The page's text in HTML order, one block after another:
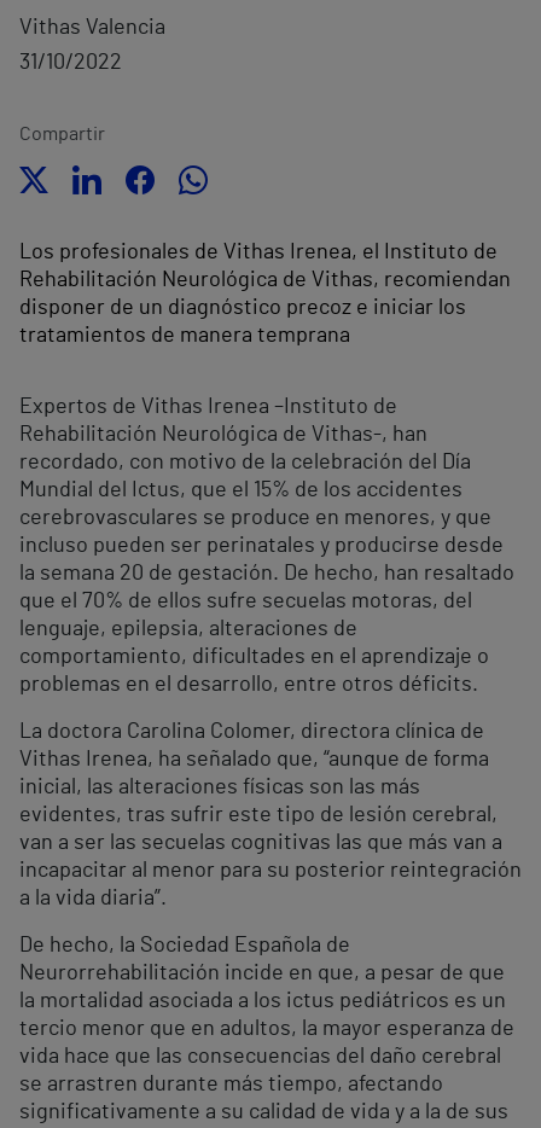
Vithas Valencia
31/10/2022
Compartir
Los profesionales de Vithas Irenea, el Instituto de
Rehabilitación Neurológica de Vithas, recomiendan
disponer de un diagnóstico precoz e iniciar los
tratamientos de manera temprana
Expertos de Vithas Irenea –Instituto de
Rehabilitación Neurológica de Vithas-, han
recordado, con motivo de la celebración del Día
Mundial del Ictus, que el 15% de los accidentes
cerebrovasculares se produce en menores, y que
incluso pueden ser perinatales y producirse desde
la semana 20 de gestación. De hecho, han resaltado
que el 70% de ellos sufre secuelas motoras, del
lenguaje, epilepsia, alteraciones de
comportamiento, dificultades en el aprendizaje o
problemas en el desarrollo, entre otros déficits.
La doctora Carolina Colomer, directora clínica de
Vithas Irenea, ha señalado que, “aunque de forma
inicial, las alteraciones físicas son las más
evidentes, tras sufrir este tipo de lesión cerebral,
van a ser las secuelas cognitivas las que más van a
incapacitar al menor para su posterior reintegración
a la vida diaria”.
De hecho, la Sociedad Española de
Neurorrehabilitación incide en que, a pesar de que
la mortalidad asociada a los ictus pediátricos es un
tercio menor que en adultos, la mayor esperanza de
vida hace que las consecuencias del daño cerebral
se arrastren durante más tiempo, afectando
significativamente a su calidad de vida y a la de sus